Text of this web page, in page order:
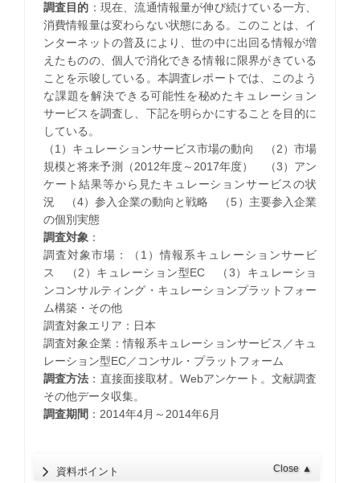
調査目的 ：現在、流通情報量が伸び続けている一方、
消費情報量は変わらない状態にある。このことは、イ
ンターネットの普及により、世の中に出回る情報が増
えたものの、個人で消化できる情報に限界がきている
ことを示唆している。本調査レポートでは、このよう
な課題を解決できる可能性を秘めたキュレーション
サービスを調査し、下記を明らかにすることを目的に
している。
（1）キュレーションサービス市場の動向 （2）市場
規模と将来予測（2012年度～2017年度） （3）アン
ケート結果等から見たキュレーションサービスの状
況 （4）参入企業の動向と戦略 （5）主要参入企業
の個別実態
調査対象 ：
調査対象市場：（1）情報系キュレーションサービ
ス （2）キュレーション型EC （3）キュレーショ
ンコンサルティング・キュレーションプラットフォー
ム構築・その他
調査対象エリア：日本
調査対象企業：情報系キュレーションサービス／キュ
レーション型EC／コンサル・プラットフォーム
調査方法 ：直接面接取材。Webアンケート。文献調査
その他データ収集。
調査期間 ：2014年4月～2014年6月
資料ポイント Close ▲